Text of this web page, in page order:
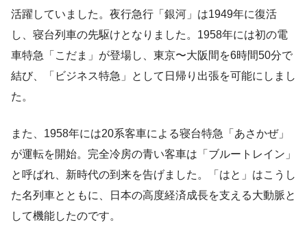
活躍していました。夜行急行「銀河」は1949年に復活
し、寝台列車の先駆けとなりました。1958年には初の電
車特急「こだま」が登場し、東京〜大阪間を6時間50分で
結び、「ビジネス特急」として日帰り出張を可能にしまし
た。
また、1958年には20系客車による寝台特急「あさかぜ」
が運転を開始。完全冷房の青い客車は「ブルートレイン」
と呼ばれ、新時代の到来を告げました。「はと」はこうし
た名列車とともに、日本の高度経済成長を支える大動脈と
して機能したのです。